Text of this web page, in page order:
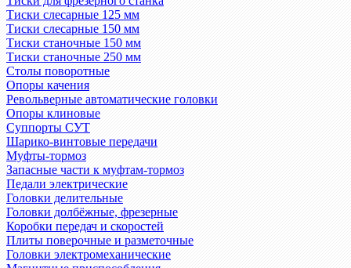
Тиски слесарные 125 мм
Тиски слесарные 150 мм
Тиски станочные 150 мм
Тиски станочные 250 мм
Столы поворотные
Опоры качения
Револьверные автоматические головки
Опоры клиновые
Суппорты СУТ
Шарико-винтовые передачи
Муфты-тормоз
Запасные части к муфтам-тормоз
Педали электрические
Головки делительные
Головки долбёжные, фрезерные
Коробки передач и скоростей
Плиты поверочные и разметочные
Головки электромеханические